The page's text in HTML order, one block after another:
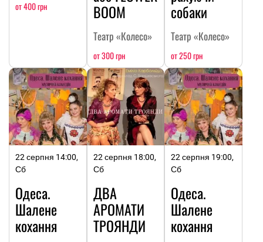
от 400 грн BOOM
Театр «Колесо»
от 300 грн
собаки
Театр «Колесо»
от 250 грн
22 серпня 14:00,
Сб
Одеса.
Шалене
кохання
22 серпня 18:00,
Сб
ДВА
АРОМАТИ
ТРОЯНДИ
22 серпня 19:00,
Сб
Одеса.
Шалене
кохання